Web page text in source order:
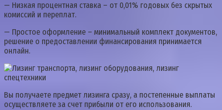
— Низкая процентная ставка – от 0,01% годовых без скрытых
комиссий и переплат.
— Простое оформление – минимальный комплект документов,
решение о предоставлении финансирования принимается
онлайн.
Вы получаете предмет лизинга сразу, а постепенные выплаты
осуществляете за счет прибыли от его использования.